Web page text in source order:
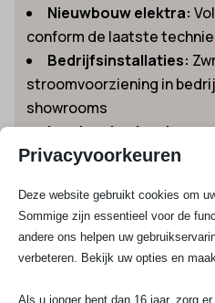
Nieuwbouw elektra:
conform de laatste
Bedrijfsinstallaties:
stroomvoorziening in
showrooms
Laadpaal oplossingen:
laadpalen bij bedrijven en
Benieuwd naar het
omgeving van Aalsmeer?
voor laadpaal installatie.
Offerte bij jouw
Privacyvoorkeuren
Deze website gebruikt cookies om
Sommige zijn essentieel voor de
andere ons helpen uw
verbeteren. Bekijk uw opties en
Als u jonger bent dan 16 jaar, zorg